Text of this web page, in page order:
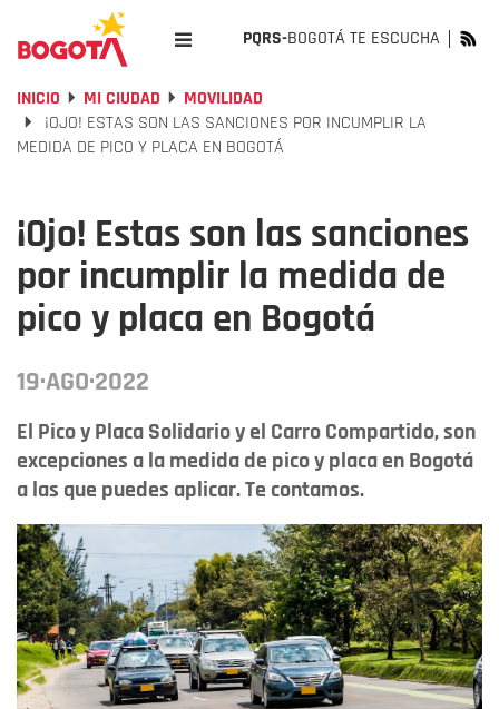
PQRS-BOGOTÁ TE ESCUCHA
INICIO MI CIUDAD
MOVILIDAD
¡OJO! ESTAS SON LAS SANCIONES POR INCUMPLIR LA
MEDIDA DE PICO Y PLACA EN BOGOTÁ
¡Ojo! Estas son las sanciones
por incumplir la medida de
pico y placa en Bogotá
19·AGO·2022
El Pico y Placa Solidario y el Carro Compartido, son
excepciones a la medida de pico y placa en Bogotá
a las que puedes aplicar. Te contamos.